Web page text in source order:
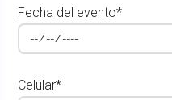
Fecha del evento*
Celular*